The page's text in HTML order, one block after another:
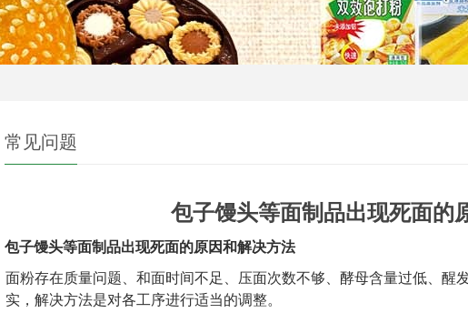
常见问题
包子馒头等面制品出现死面的
包子馒头等面制品出现死面的原因和解决方法
面粉存在质量问题、和面时间不足、压面次数不够、酵母含量过低、醒发
实，解决方法是对各工序进行适当的调整。